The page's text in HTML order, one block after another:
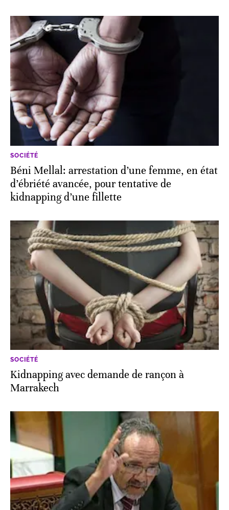
SOCIÉTÉ
Béni Mellal: arrestation d’une femme, en état
d’ébriété avancée, pour tentative de
kidnapping d’une fillette
SOCIÉTÉ
Kidnapping avec demande de rançon à
Marrakech